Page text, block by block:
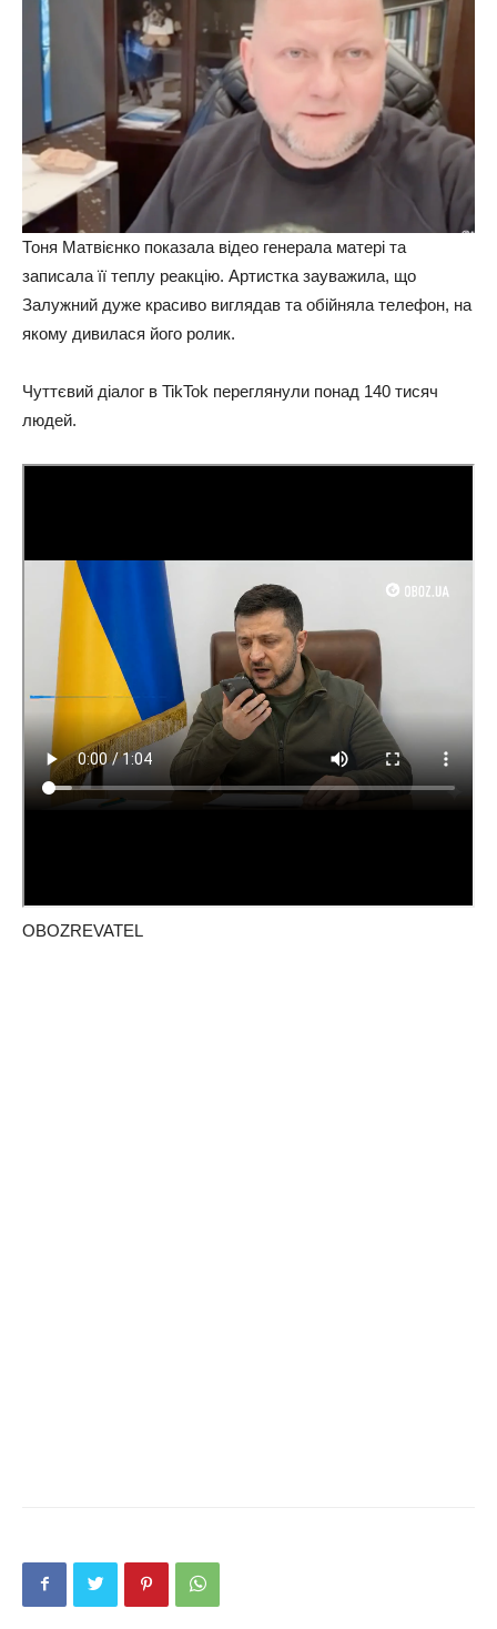
Тоня Матвієнко показала відео генерала матері та
записала її теплу реакцію. Артистка зауважила, що
Залужний дуже красиво виглядав та обійняла телефон, на
якому дивилася його ролик.
Чуттєвий діалог в TikTok переглянули понад 140 тисяч
людей.
OBOZREVATEL